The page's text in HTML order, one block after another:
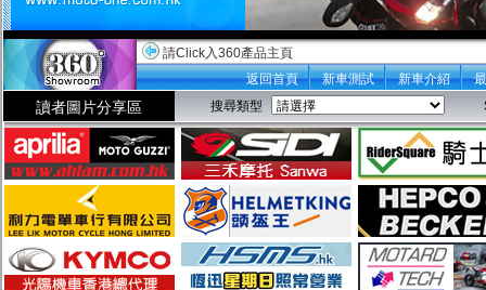
請Click入360產品主頁
返回首頁
新車測試 新車介紹
讀者圖片分享區 搜尋類型